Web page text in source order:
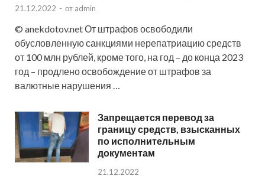
21.12.2022 - от admin
© anekdotov.net От штрафов освободили
обусловленную санкциями нерепатриацию средств
от 100 млн рублей, кроме того, на год – до конца 2023
год – продлено освобождение от штрафов за
валютные нарушения …
Запрещается перевод за
границу средств, взысканных
по исполнительным
документам
21.12.2022